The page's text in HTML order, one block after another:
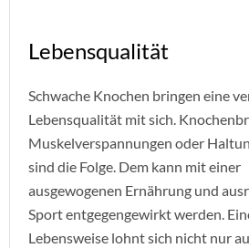
Lebensqualität
Schwache Knochen bringen eine
Lebensqualität mit sich.
Muskelverspannungen oder
sind die Folge. Dem kann mit einer
ausgewogenen Ernährung und
Sport entgegengewirkt werden.
Lebensweise lohnt sich nicht nur